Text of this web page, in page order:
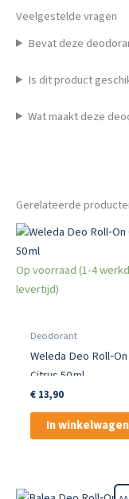
Veelgestelde vragen
Bevat deze
Is dit product
Wat maakt deze
Gerelateerde
Op voorraad (1-4
levertijd)
Deodorant
Weleda Deo Roll‑On
Citrus 50 ml
€13,90
In winkelwagen